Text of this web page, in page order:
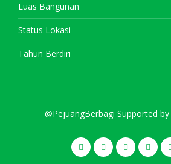
Luas Bangunan
Status Lokasi
Tahun Berdiri
@PejuangBerbagi Supported by